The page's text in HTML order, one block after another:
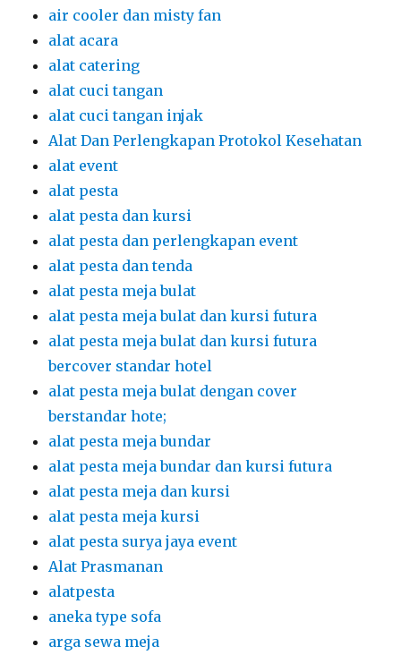
air cooler dan misty fan
alat acara
alat catering
alat cuci tangan
alat cuci tangan injak
Alat Dan Perlengkapan Protokol Kesehatan
alat event
alat pesta
alat pesta dan kursi
alat pesta dan perlengkapan event
alat pesta dan tenda
alat pesta meja bulat
alat pesta meja bulat dan kursi futura
alat pesta meja bulat dan kursi futura
bercover standar hotel
alat pesta meja bulat dengan cover
berstandar hote;
alat pesta meja bundar
alat pesta meja bundar dan kursi futura
alat pesta meja dan kursi
alat pesta meja kursi
alat pesta surya jaya event
Alat Prasmanan
alatpesta
aneka type sofa
arga sewa meja